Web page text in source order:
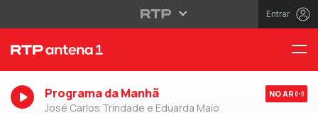
Entrar
Programa da Manhã
José Carlos Trindade e Eduarda Maio
NO AR